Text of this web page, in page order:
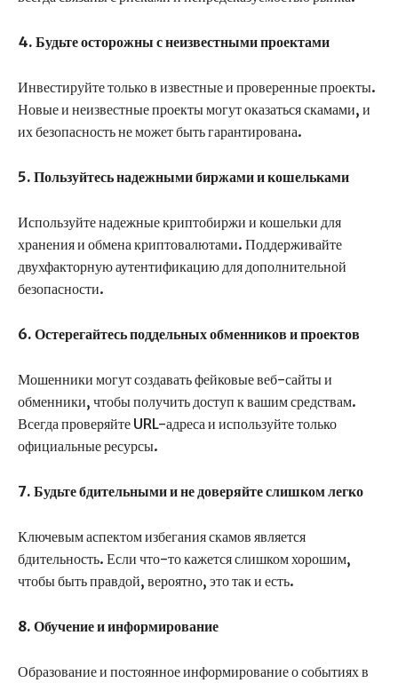
4. Будьте осторожны с неизвестными проектами
Инвестируйте только в известные и проверенные проекты.
Новые и неизвестные проекты могут оказаться скамами, и
их безопасность не может быть гарантирована.
5. Пользуйтесь надежными биржами и кошельками
Используйте надежные криптобиржи и кошельки для
хранения и обмена криптовалютами. Поддерживайте
двухфакторную аутентификацию для дополнительной
безопасности.
6. Остерегайтесь поддельных обменников и проектов
Мошенники могут создавать фейковые веб-сайты и
обменники, чтобы получить доступ к вашим средствам.
Всегда проверяйте URL-адреса и используйте только
официальные ресурсы.
7. Будьте бдительными и не доверяйте слишком легко
Ключевым аспектом избегания скамов является
бдительность. Если что-то кажется слишком хорошим,
чтобы быть правдой, вероятно, это так и есть.
8. Обучение и информирование
Образование и постоянное информирование о событиях в